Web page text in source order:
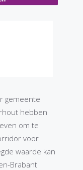
gemeente
hebben
om te
voor
waarde kan
Brabant